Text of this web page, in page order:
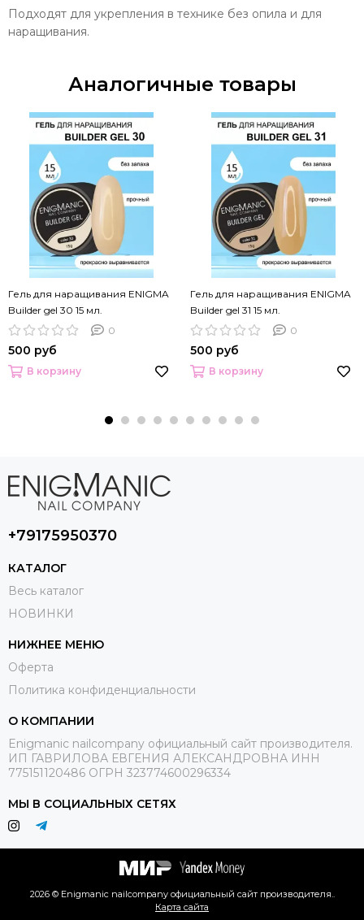
Подходят для укрепления в технике без опила и для
наращивания.
Аналогичные товары
Гель для наращивания ENIGMA
Builder gel 30 15 мл.
0
500 руб
В корзину
Гель для наращивания ENIGMA
Builder gel 31 15 мл.
0
500 руб
В корзину
+79175950370
КАТАЛОГ
Весь каталог
НОВИНКИ
НИЖНЕЕ МЕНЮ
Оферта
Политика конфиденциальности
О КОМПАНИИ
Enigmanic nailcompany официальный сайт производителя.
ИП ГАВРИЛОВА ЕВГЕНИЯ АЛЕКСАНДРОВНА ИНН
775151120486 ОГРН 323774600296334
МЫ В СОЦИАЛЬНЫХ СЕТЯХ
2026 © Enigmanic nailcompany официальный сайт производителя..
Карта сайта